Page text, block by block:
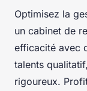
Optimisez la
un cabinet de
efficacité avec
talents
rigoureux.